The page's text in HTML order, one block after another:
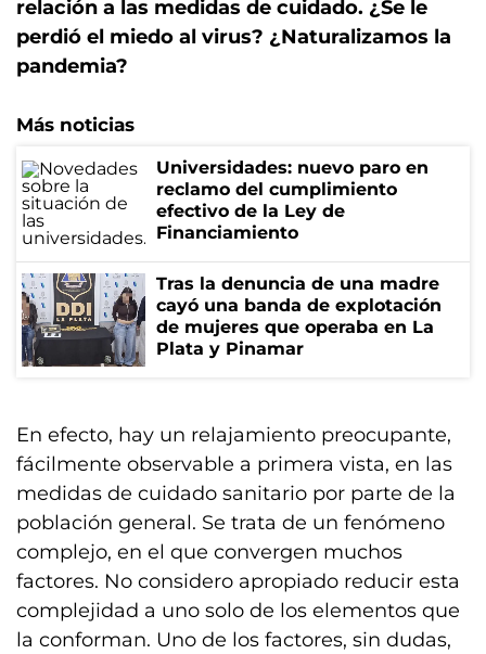
relación a las medidas de cuidado. ¿Se le
perdió el miedo al virus? ¿Naturalizamos la
pandemia?
Más noticias
Universidades: nuevo paro en
reclamo del cumplimiento
efectivo de la Ley de
Financiamiento
Tras la denuncia de una madre
cayó una banda de explotación
de mujeres que operaba en La
Plata y Pinamar
En efecto, hay un relajamiento preocupante,
fácilmente observable a primera vista, en las
medidas de cuidado sanitario por parte de la
población general. Se trata de un fenómeno
complejo, en el que convergen muchos
factores. No considero apropiado reducir esta
complejidad a uno solo de los elementos que
la conforman. Uno de los factores, sin dudas,